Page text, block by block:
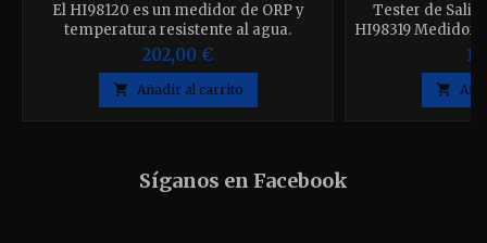
El HI98120 es un medidor de ORP y
temperatura resistente al agua.
202,00 €
 Añadir al carrito
Tester de
HI98319 Medidor
de la
automático
de
medición,

Síganos en Facebook